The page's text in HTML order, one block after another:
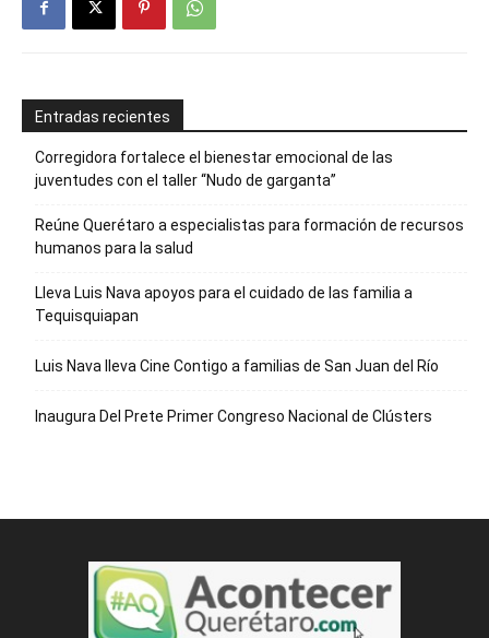
Entradas recientes
Corregidora fortalece el bienestar emocional de las
juventudes con el taller ‘‘Nudo de garganta’’
Reúne Querétaro a especialistas para formación de recursos
humanos para la salud
Lleva Luis Nava apoyos para el cuidado de las familia a
Tequisquiapan
Luis Nava lleva Cine Contigo a familias de San Juan del Río
Inaugura Del Prete Primer Congreso Nacional de Clústers